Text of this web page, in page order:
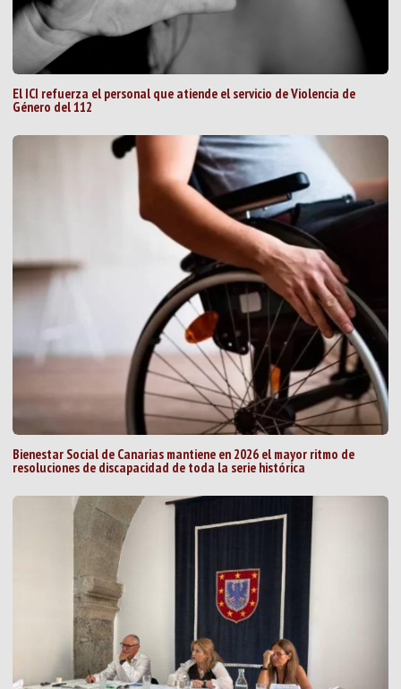
El ICI refuerza el personal que atiende el servicio de Violencia de
Género del 112
Bienestar Social de Canarias mantiene en 2026 el mayor ritmo de
resoluciones de discapacidad de toda la serie histórica